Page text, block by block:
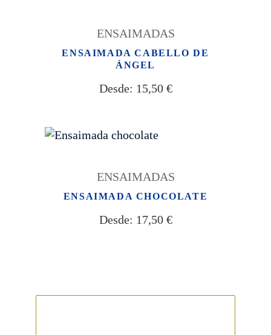
ENSAIMADAS
ENSAIMADA CABELLO DE
ÁNGEL
Desde: 15,50 €
ENSAIMADAS
ENSAIMADA CHOCOLATE
Desde: 17,50 €